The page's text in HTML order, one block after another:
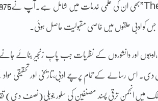
ادبی حلقوں میں خاصی مقبولیت حاصل ہوئی۔
اور دانشوروں کے نظریات جب پابِ زنجیر بنائے
دی۔ اس رسالے کے تمام پرچے ادبی،تاریخی اور تحقیقی
کے مختلف ممالک میں انجمن ترقی پسند مصنفین کی سلور جوبلی(نصف